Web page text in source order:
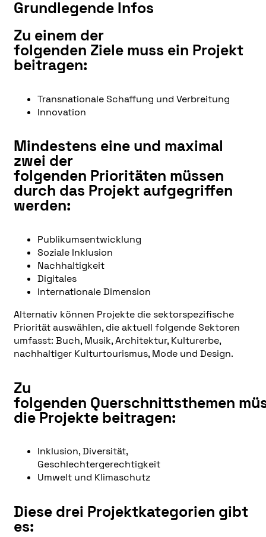
Grundlegende Infos
Zu einem der
folgenden Ziele muss ein Projekt
beitragen:
Transnationale Schaffung und Verbreitung
Innovation
Mindestens eine und maximal
zwei der
folgenden Prioritäten müssen
durch das Projekt aufgegriffen
werden:
Publikumsentwicklung
Soziale Inklusion
Nachhaltigkeit
Digitales
Internationale Dimension
Alternativ können Projekte die sektorspezifische
Priorität auswählen, die aktuell folgende Sektoren
umfasst: Buch, Musik, Architektur, Kulturerbe,
nachhaltiger Kulturtourismus, Mode und Design.
Zu
folgenden Querschnittsthemen
die Projekte beitragen:
Inklusion, Diversität,
Geschlechtergerechtigkeit
Umwelt und Klimaschutz
Diese drei Projektkategorien gibt
es: